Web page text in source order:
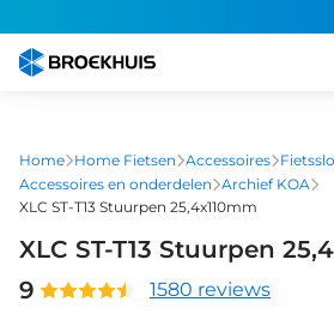
naar
gaan
Home Home Fietsen Accessoires
Accessoires en onderdelen Archief KOA
XLC ST-T13 Stuurpen 25,4x110mm
XLC ST-T13 Stuurpen
9
1580 reviews